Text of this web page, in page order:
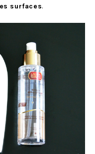
surfaces.